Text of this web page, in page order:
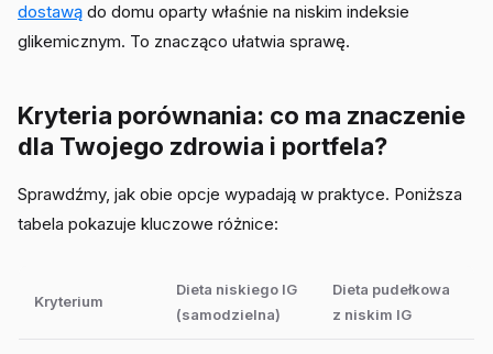
dostawą do domu oparty właśnie na niskim indeksie
glikemicznym. To znacząco ułatwia sprawę.
Kryteria porównania: co ma znaczenie
dla Twojego zdrowia i portfela?
Sprawdźmy, jak obie opcje wypadają w praktyce. Poniższa
tabela pokazuje kluczowe różnice:
Kryterium
Dieta niskiego IG
(samodzielna)
Dieta pudełkowa
z niskim IG